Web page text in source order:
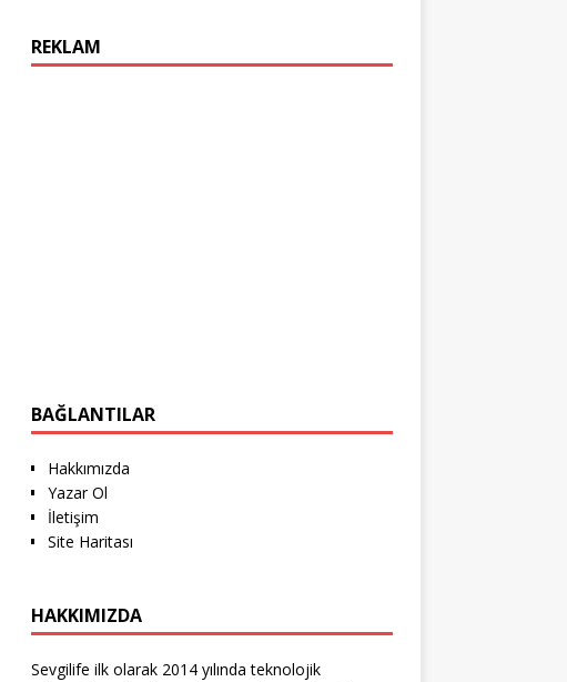
REKLAM
BAĞLANTILAR
Hakkımızda
Yazar Ol
İletişim
Site Haritası
HAKKIMIZDA
Sevgilife ilk olarak 2014 yılında teknolojik